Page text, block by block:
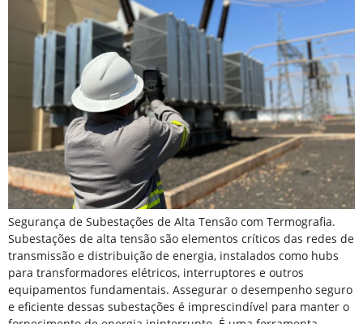
Segurança de Subestações de Alta Tensão com Termografia.
Subestações de alta tensão são elementos críticos das redes de
transmissão e distribuição de energia, instalados como hubs
para transformadores elétricos, interruptores e outros
equipamentos fundamentais. Assegurar o desempenho seguro
e eficiente dessas subestações é imprescindível para manter o